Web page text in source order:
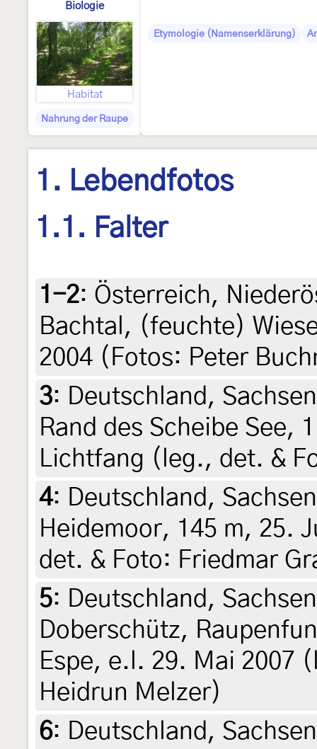
Biologie
Habitat
Nahrung der Raupe
Etymologie (Namenserklärung)
1. Lebendfotos
1.1. Falter
1-2: Österreich,
Bachtal, (feuchte)
2004 (Fotos: Peter
3: Deutschland,
Rand des Scheibe See,
Lichtfang (leg., det. &
4: Deutschland,
Heidemoor, 145 m, 25.
det. & Foto: Friedmar
5: Deutschland,
Doberschütz,
Espe, e.l. 29. Mai 2007
Heidrun Melzer)
6: Deutschland,